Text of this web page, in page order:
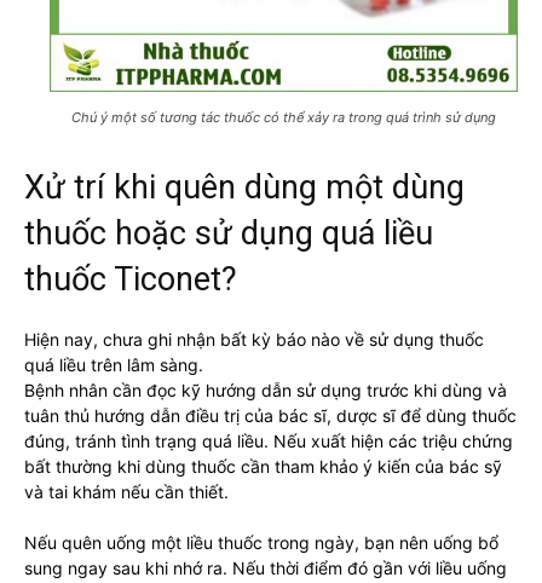
Chú ý một số tương tác thuốc có thể xảy ra trong quá trình sử dụng
Xử trí khi quên dùng một dùng
thuốc hoặc sử dụng quá liều
thuốc Ticonet?
Hiện nay, chưa ghi nhận bất kỳ báo nào về sử dụng thuốc
quá liều trên lâm sàng.
Bệnh nhân cần đọc kỹ hướng dẫn sử dụng trước khi dùng và
tuân thủ hướng dẫn điều trị của bác sĩ, dược sĩ để dùng thuốc
đúng, tránh tình trạng quá liều. Nếu xuất hiện các triệu chứng
bất thường khi dùng thuốc cần tham khảo ý kiến của bác sỹ
và tai khám nếu cần thiết.
Nếu quên uống một liều thuốc trong ngày, bạn nên uống bổ
sung ngay sau khi nhớ ra. Nếu thời điểm đó gần với liều uống